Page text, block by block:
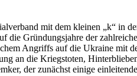
mit dem kleinen „k“ in
die Gründungsjahre der
Angriffs auf die Ukraine mit
an die Kriegstoten,
der zunächst einige